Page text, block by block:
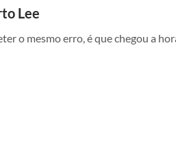
Lee
o mesmo erro, é que chegou a